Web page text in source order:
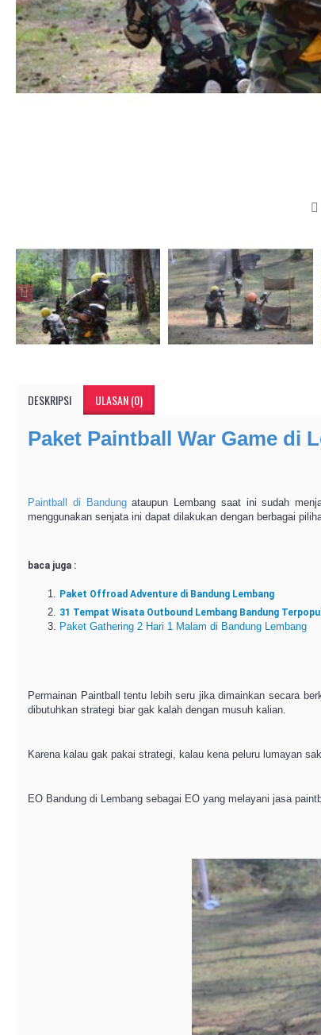
DESKRIPSI ULASAN (0)
Paket Paintball War Game di
Paintball di Bandungataupun Lembang saat ini sudah
menggunakan senjata ini dapat dilakukan dengan berbagai
baca juga :
Paket Offroad Adventure di Bandung Lembang
31 Tempat Wisata Outbound Lembang Bandung
Paket Gathering 2 Hari 1 Malam di Bandung Lembang
Permainan Paintball tentu lebih seru jika dimainkan secara
dibutuhkan strategi biar gak kalah dengan musuh kalian.
Karena kalau gak pakai strategi, kalau kena peluru lumayan
EO Bandung di Lembang sebagai EO yang melayani jasa